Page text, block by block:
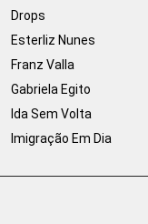
Drops
Esterliz Nunes
Franz Valla
Gabriela Egito
Ida Sem Volta
Imigração Em Dia